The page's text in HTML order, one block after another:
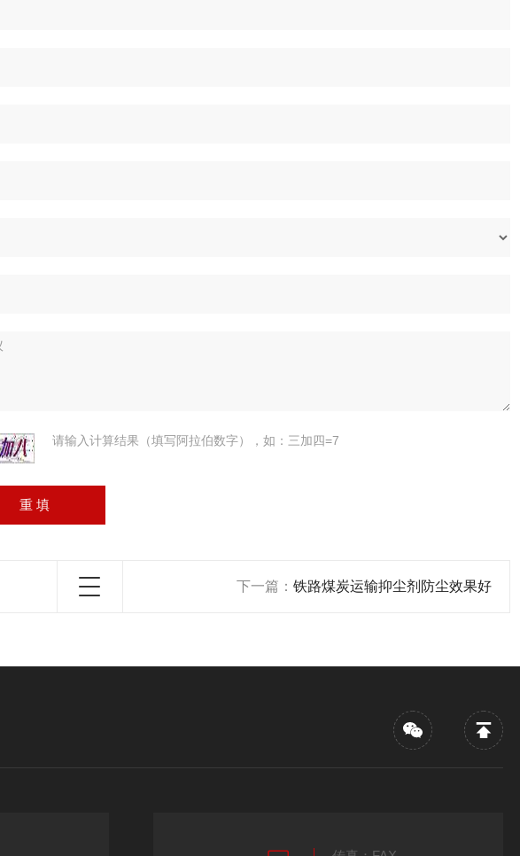
请输入计算结果（填写阿拉伯数字），如：三加四=7
下一篇： 铁路煤炭运输抑尘剂防尘效果好